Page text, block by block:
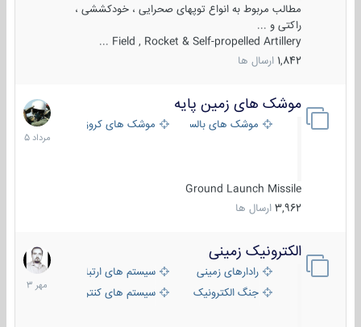
مطالب مربوط به انواع توپهای صحرایی ، خودکششی ،
راکتی و ...
Field , Rocket & Self-propelled Artillery ...
1,842 ارسال ها
موشک های زمین پایه
موشک های بالستیک موشک های کروز
Ground Launch Missile
3,962 ارسال ها
2
مرداد
1405
الکترونیک زمینی
رادارهای زمینی
سیستم های ارتباطی و جمع آوری
جنگ الکترونیک
سیستم های کنترل آتش و تجهیزات
1
مهر
1403